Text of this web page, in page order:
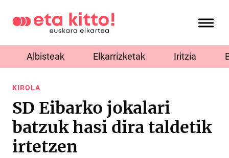
Albisteak Elkarrizketak Iritzia
KIROLA
SD Eibarko jokalari
batzuk hasi dira taldetik
irtetzen